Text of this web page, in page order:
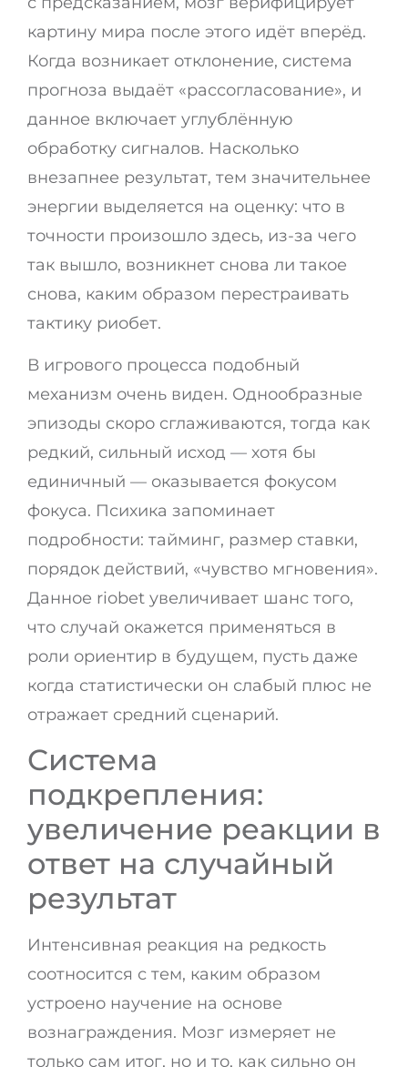
картину мира после этого идёт вперёд.
Когда возникает отклонение, система
прогноза выдаёт «рассогласование», и
данное включает углублённую
обработку сигналов. Насколько
внезапнее результат, тем значительнее
энергии выделяется на оценку: что в
точности произошло здесь, из-за чего
так вышло, возникнет снова ли такое
снова, каким образом перестраивать
тактику риобет.
В игрового процесса подобный
механизм очень виден. Однообразные
эпизоды скоро сглаживаются, тогда как
редкий, сильный исход — хотя бы
единичный — оказывается фокусом
фокуса. Психика запоминает
подробности: тайминг, размер ставки,
порядок действий, «чувство мгновения».
Данное riobet увеличивает шанс того,
что случай окажется применяться в
роли ориентир в будущем, пусть даже
когда статистически он слабый плюс не
отражает средний сценарий.
Система
подкрепления:
увеличение реакции в
ответ на случайный
результат
Интенсивная реакция на редкость
соотносится с тем, каким образом
устроено научение на основе
вознаграждения. Мозг измеряет не
только сам итог, но и то, как сильно он